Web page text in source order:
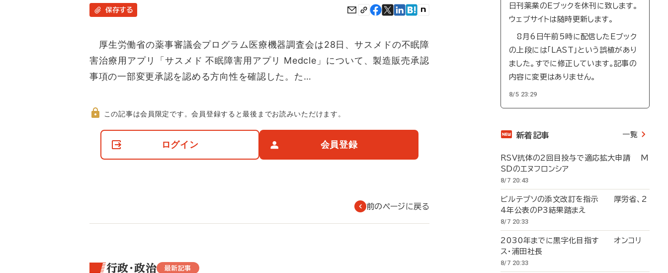
保存する
厚生労働省の薬事審議会プログラム医療機器調査会は28日、サスメドの不眠障
害治療用アプリ「サスメド 不眠障害用アプリ Medcle」について、製造販売承認
事項の一部変更承認を認める方向性を確認した。た…
て
この記事は会員限定です。会員登録すると最後までお読みいただけます。
ログイン 会員登録
前のページに戻る
行政・政治 最新記事
日刊薬業のEブックを休刊に致します。
ウェブサイトは随時更新します。
8月6日午前5時に配信したEブック
の上段には「LAST」という誤植があり
ました。すでに修正しています。記事の
内容に変更はありません。
8/5 23:29
新着記事 一覧
RSV抗体の2回目投与で適応拡大申請 M
SDのエヌフロンシア
8/7 20:43
ビルテプソの添文改訂を指示 厚労省、2
4年公表のP3結果踏まえ
8/7 20:33
2030年までに黒字化目指す オンコリ
ス・浦田社長
8/7 20:33